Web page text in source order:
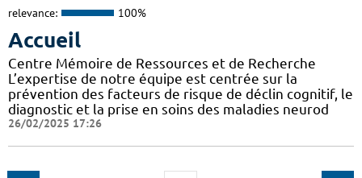
relevance: 100%
Accueil
Centre Mémoire de Ressources et de Recherche
L’expertise de notre équipe est centrée sur la
prévention des facteurs de risque de déclin cognitif, le
diagnostic et la prise en soins des maladies neurod
26/02/2025 17:26